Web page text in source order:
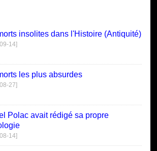
insolites dans l'Histoire (Antiquité)
14]
les plus absurdes
27]
Polac avait rédigé sa propre
14]